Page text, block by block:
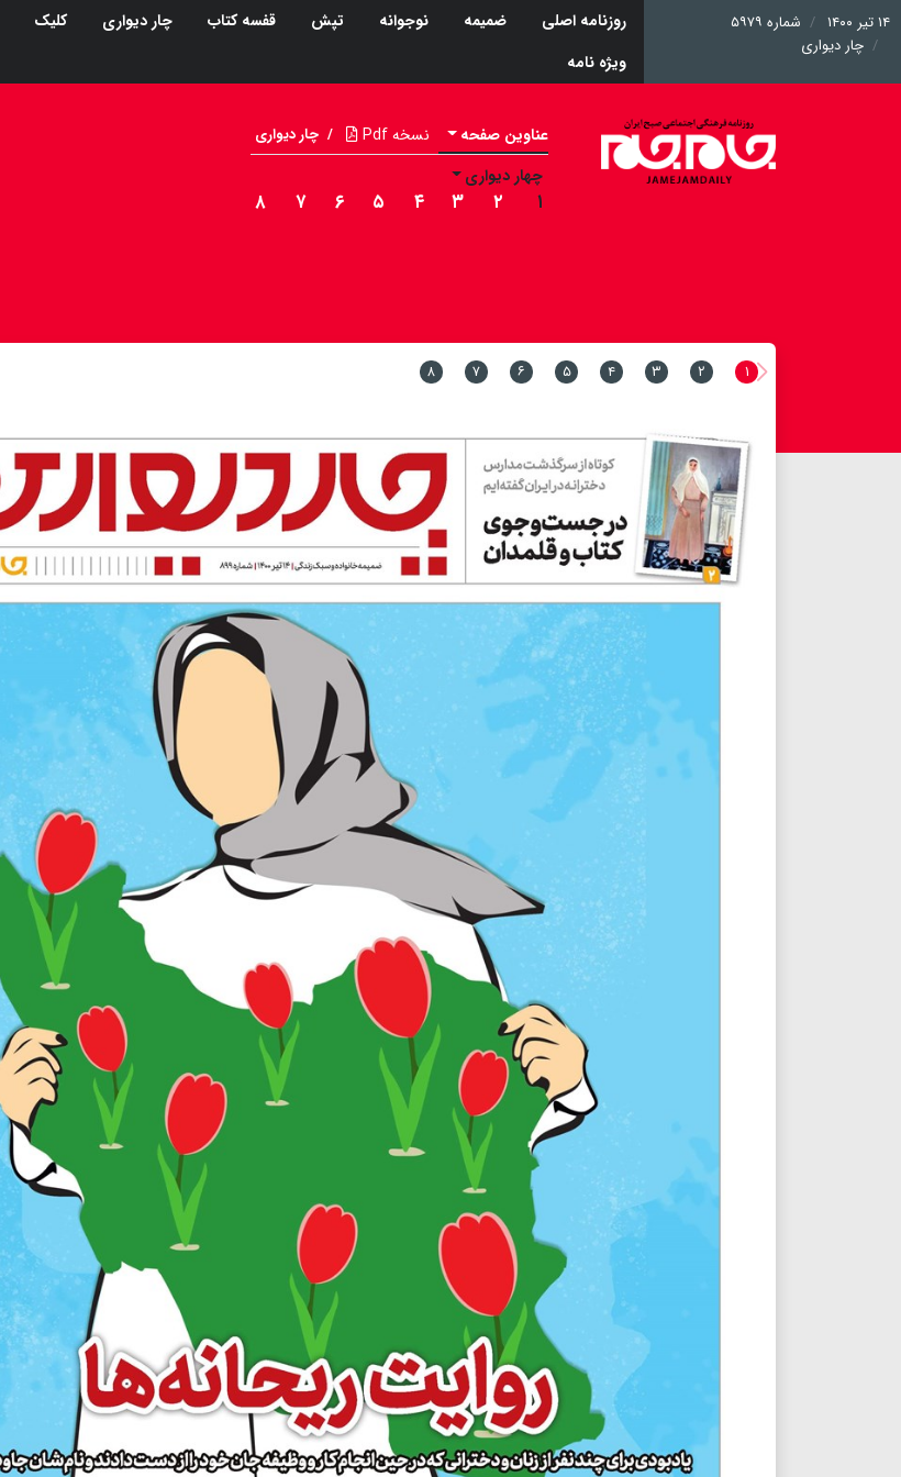
۱۴ تیر ۱۴۰۰
شماره ۵۹۷۹
چار دیواری
روزنامه اصلی ضمیمه نوجوانه تپش قفسه کتاب چار دیواری کلیک
ویژه نامه
عناوین صفحه نسخه Pdf / چار دیواری
چهار دیواری
۱ ۲ ۳ ۴ ۵ ۶ ۷ ۸
۱ ۲ ۳ ۴ ۵ ۶ ۷ ۸